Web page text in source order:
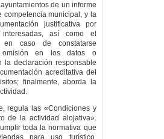
de un informe
competencia municipal, y la
justificativa por
así como el
en caso de constatarse
omisión en los datos o
la declaración responsable
acreditativa del
finalmente, aborda la
regula las «Condiciones y
de la actividad alojativa».
toda la normativa que
para uso turístico,